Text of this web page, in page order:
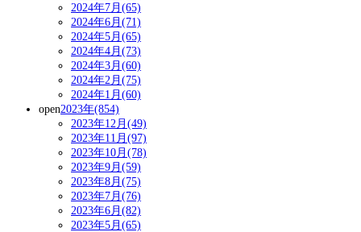
2024年7月(65)
2024年6月(71)
2024年5月(65)
2024年4月(73)
2024年3月(60)
2024年2月(75)
2024年1月(60)
open2023年(854)
2023年12月(49)
2023年11月(97)
2023年10月(78)
2023年9月(59)
2023年8月(75)
2023年7月(76)
2023年6月(82)
2023年5月(65)